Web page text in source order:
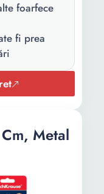
foarfece
fi prea
Metal